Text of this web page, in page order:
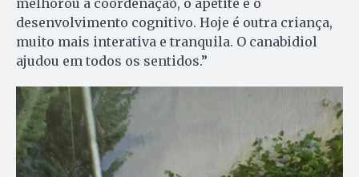
desenvolvimento cognitivo. Hoje é outra criança,
muito mais interativa e tranquila. O canabidiol
ajudou em todos os sentidos.”